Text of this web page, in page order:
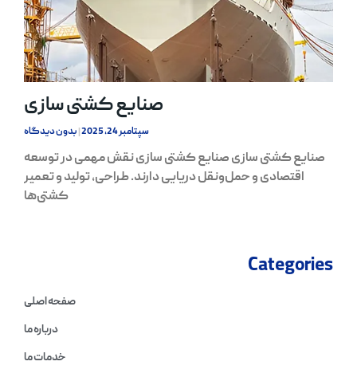
صنایع کشتی سازی
سپتامبر 24, 2025 بدون دیدگاه
صنایع کشتی سازی صنایع کشتی سازی نقش مهمی در توسعه
اقتصادی و حمل‌ونقل دریایی دارند. طراحی، تولید و تعمیر
کشتی‌ها
Categories
صفحه اصلی
درباره ما
خدمات ما